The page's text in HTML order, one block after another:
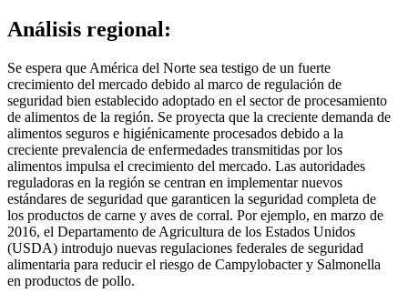
Análisis regional:
Se espera que América del Norte sea testigo de un fuerte
crecimiento del mercado debido al marco de regulación de
seguridad bien establecido adoptado en el sector de procesamiento
de alimentos de la región. Se proyecta que la creciente demanda de
alimentos seguros e higiénicamente procesados ​​debido a la
creciente prevalencia de enfermedades transmitidas por los
alimentos impulsa el crecimiento del mercado. Las autoridades
reguladoras en la región se centran en implementar nuevos
estándares de seguridad que garanticen la seguridad completa de
los productos de carne y aves de corral. Por ejemplo, en marzo de
2016, el Departamento de Agricultura de los Estados Unidos
(USDA) introdujo nuevas regulaciones federales de seguridad
alimentaria para reducir el riesgo de Campylobacter y Salmonella
en productos de pollo.